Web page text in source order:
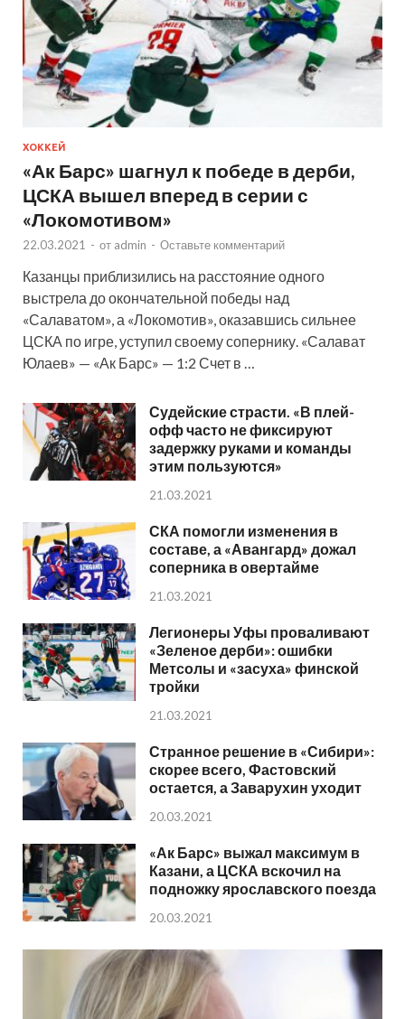
ХОККЕЙ
«Ак Барс» шагнул к победе в дерби,
ЦСКА вышел вперед в серии с
«Локомотивом»
22.03.2021 - от admin - Оставьте комментарий
Казанцы приблизились на расстояние одного
выстрела до окончательной победы над
«Салаватом», а «Локомотив», оказавшись сильнее
ЦСКА по игре, уступил своему сопернику. «Салават
Юлаев» — «Ак Барс» — 1:2 Счет в …
Судейские страсти. «В плей-
офф часто не фиксируют
задержку руками и команды
этим пользуются»
21.03.2021
СКА помогли изменения в
составе, а «Авангард» дожал
соперника в овертайме
21.03.2021
Легионеры Уфы проваливают
«Зеленое дерби»: ошибки
Метсолы и «засуха» финской
тройки
21.03.2021
Странное решение в «Сибири»:
скорее всего, Фастовский
остается, а Заварухин уходит
20.03.2021
«Ак Барс» выжал максимум в
Казани, а ЦСКА вскочил на
подножку ярославского поезда
20.03.2021